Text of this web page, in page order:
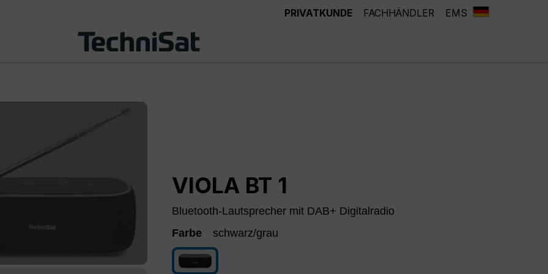
PRIVATKUNDE FACHHÄNDLER EMS
VIOLA BT 1
Bluetooth-Lautsprecher mit DAB+ Digitalradio
Farbe
schwarz/grau
schwarz/grau